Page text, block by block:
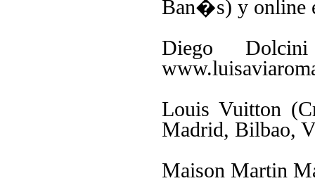
Ban�s) y online
Diego
Louis Vuitton
Madrid, Bilbao,
Maison Martin